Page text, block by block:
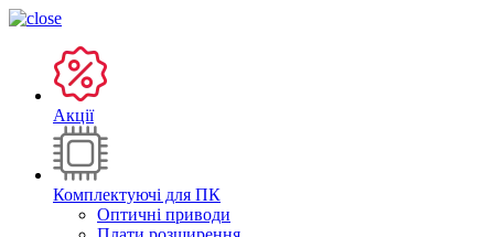
Акції
Комплектуючі для ПК
Оптичні приводи